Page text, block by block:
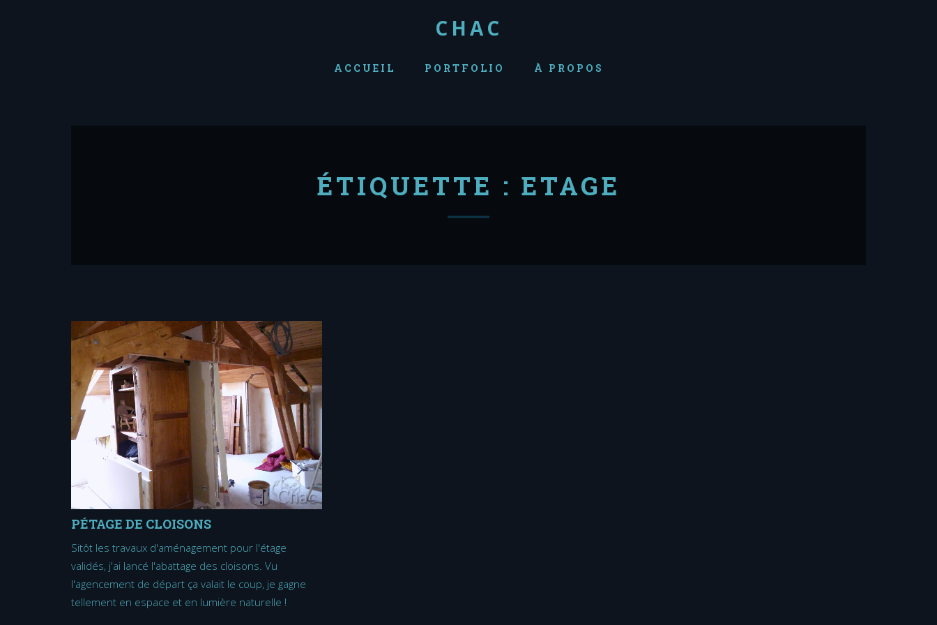
CHAC
ACCUEIL PORTFOLIO À PROPOS
ÉTIQUETTE : ETAGE
PÉTAGE DE CLOISONS
Sitôt les travaux d'aménagement pour l'étage
validés, j'ai lancé l'abattage des cloisons. Vu
l'agencement de départ ça valait le coup, je gagne
tellement en espace et en lumière naturelle !